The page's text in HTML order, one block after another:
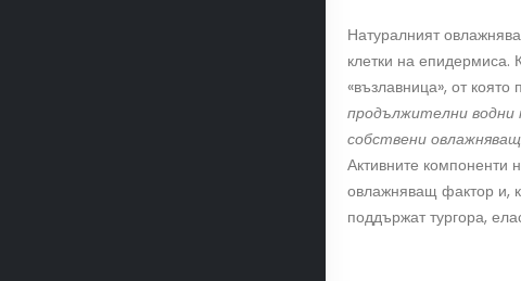
Натуралният
клетки на епидермиса.
«възлавница», от
продължителни водни
собствени
Активните компоненти
овлажняващ фактор и,
поддържат тургора,